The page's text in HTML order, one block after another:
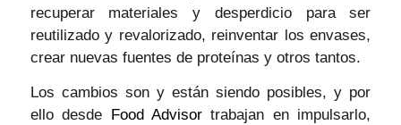
recuperar materiales y desperdicio para ser
reutilizado y revalorizado, reinventar los envases,
crear nuevas fuentes de proteínas y otros tantos.
Los cambios son y están siendo posibles, y por
ello desde Food Advisor trabajan en impulsarlo,